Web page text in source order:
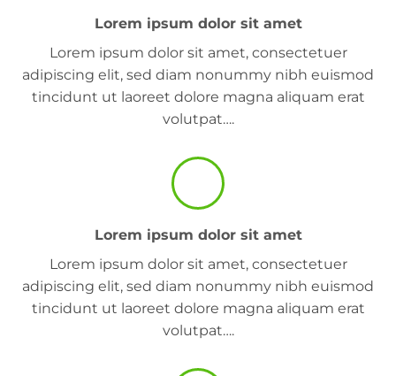
Lorem ipsum dolor sit amet
Lorem ipsum dolor sit amet, consectetuer
adipiscing elit, sed diam nonummy nibh euismod
tincidunt ut laoreet dolore magna aliquam erat
volutpat….
Lorem ipsum dolor sit amet
Lorem ipsum dolor sit amet, consectetuer
adipiscing elit, sed diam nonummy nibh euismod
tincidunt ut laoreet dolore magna aliquam erat
volutpat….